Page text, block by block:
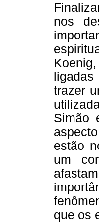
nos
trazer
Simão
estão
um
que os